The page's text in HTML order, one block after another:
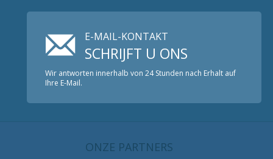
E-MAIL-KONTAKT
SCHRIJFT U ONS
Wir antworten innerhalb von 24 Stunden nach Erhalt auf
Ihre E-Mail.
ONZE PARTNERS